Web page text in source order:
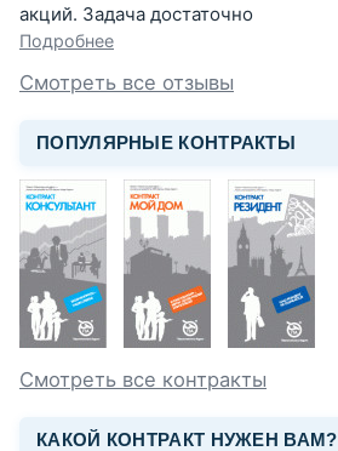
акций. Задача достаточно
Подробнее
Смотреть все отзывы
ПОПУЛЯРНЫЕ КОНТРАКТЫ
Смотреть все контракты
КАКОЙ КОНТРАКТ НУЖЕН ВАМ?